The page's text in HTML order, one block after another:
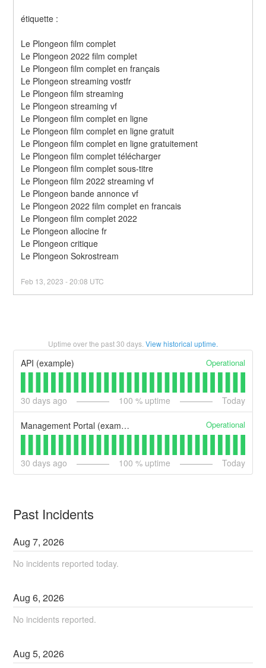
étiquette :
Le Plongeon film complet
Le Plongeon 2022 film complet
Le Plongeon film complet en français
Le Plongeon streaming vostfr
Le Plongeon film streaming
Le Plongeon streaming vf
Le Plongeon film complet en ligne
Le Plongeon film complet en ligne gratuit
Le Plongeon film complet en ligne gratuitement
Le Plongeon film complet télécharger
Le Plongeon film complet sous-titre
Le Plongeon film 2022 streaming vf
Le Plongeon bande annonce vf
Le Plongeon 2022 film complet en francais
Le Plongeon film complet 2022
Le Plongeon allocine fr
Le Plongeon critique
Le Plongeon Sokrostream
Feb 13 ,2023 -20:08 UTC
Uptime over the past30 days. View historical uptime.
API (example) Operational
30 days ago 100 % uptime Today
Management Portal (example) Operational
30 days ago 100 % uptime Today
Past Incidents
Aug7,2026
No incidents reported today.
Aug6,2026
No incidents reported.
Aug5,2026